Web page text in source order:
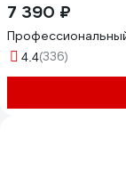
7 390 ₽
4.4(336)